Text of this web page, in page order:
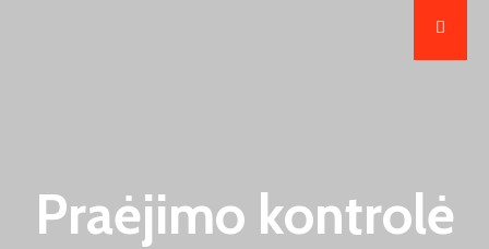
Praėjimo kontrolė